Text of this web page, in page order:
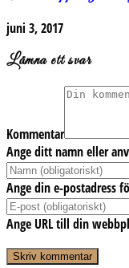
juni 3, 2017
Lämna ett svar
Kommentar
Ange ditt namn eller
Ange din e-postadress
Ange URL till din